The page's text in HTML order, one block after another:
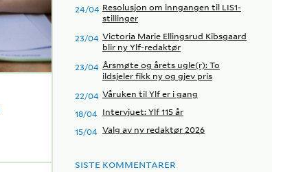
24/04 Resolusjon om inngangen til LIS1-
stillinger
23/04 Victoria Marie Ellingsrud Kibsgaard
blir ny Ylf-redaktør
23/04 Årsmøte og årets ugle(r): To
ildsjeler fikk ny og gjev pris
22/04 Våruken til Ylf er i gang
18/04 Intervjuet: Ylf 115 år
15/04 Valg av ny redaktør 2026
SISTE KOMMENTARER